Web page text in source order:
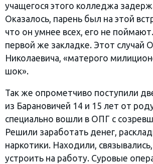
учащегося этого колледжа
Оказалось, парень был на этой
что он умнее всех, его не
первой же закладке. Этот случай
Николаевича, «матерого
шок».
Так же опрометчиво поступили
из Барановичей 14 и 15 лет от
специально вошли в ОПГ с
Решили заработать денег,
наркотики. Находили,
устроить на работу. Суровые